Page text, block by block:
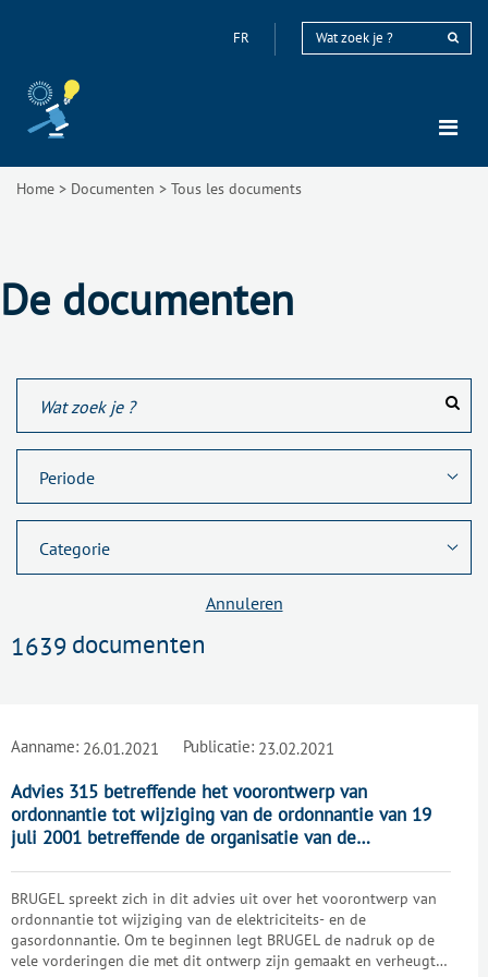
FR
Home > Documenten > Tous les documents
De documenten
Annuleren
1639 documenten
Aanname: 26.01.2021 Publicatie: 23.02.2021
Advies 315 betreffende het voorontwerp van
ordonnantie tot wijziging van de ordonnantie van 19
juli 2001 betreffende de organisatie van de
de organisatie van de gasmarkt in het Brussels
Hoofdstedelijk Gewest, betreffende wegenisretributies
inzake gas en elektriciteit en houdende wijziging van
BRUGEL spreekt zich in dit advies uit over het voorontwerp van
ordonnantie tot wijziging van de elektriciteits- en de
gasordonnantie. Om te beginnen legt BRUGEL de nadruk op de
vele vorderingen die met dit ontwerp zijn gemaakt en verheugt